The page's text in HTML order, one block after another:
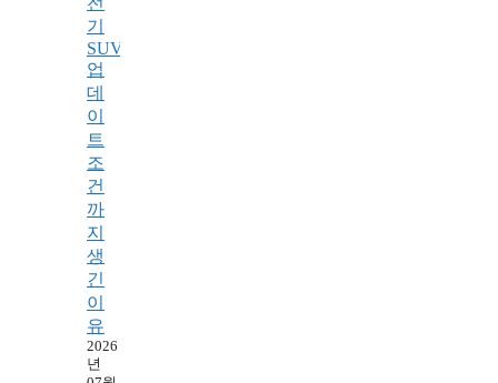
기
SUV,
업
데
이
트
조
건
까
지
생
긴
이
유
2026
년